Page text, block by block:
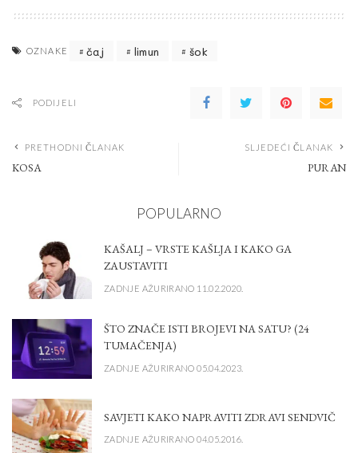
OZNAKE čaj limun šok
PODIJELI
PRETHODNI ČLANAK
KOSA
SLJEDEĆI ČLANAK
PURAN
POPULARNO
KAŠALJ – VRSTE KAŠLJA I KAKO GA
ZAUSTAVITI
ZADNJE AŽURIRANO 11.02.2020.
ŠTO ZNAČE ISTI BROJEVI NA SATU? (24
TUMAČENJA)
ZADNJE AŽURIRANO 05.04.2023.
SAVJETI KAKO NAPRAVITI ZDRAVI SENDVIČ
ZADNJE AŽURIRANO 04.05.2016.